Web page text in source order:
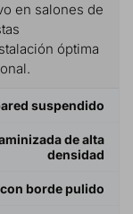
en salones de
óptima
suspendido
de alta
densidad
borde pulido